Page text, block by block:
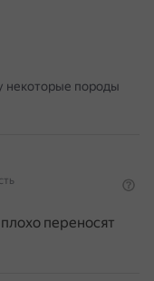
некоторые породы
переносят